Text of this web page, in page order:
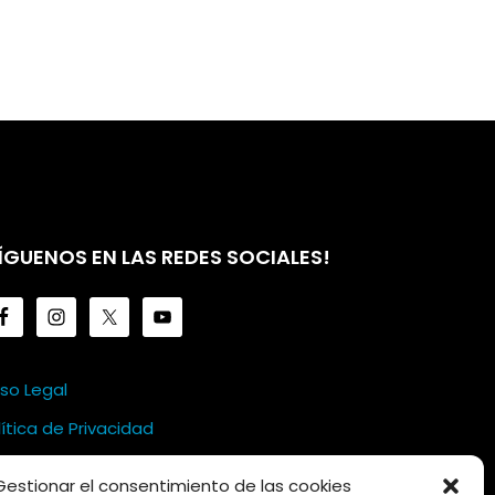
el consentimiento de las cookies
EN LAS REDES SOCIALES!
Legal
de Privacidad